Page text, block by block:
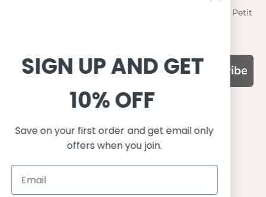
Informieren Sie sich über die neuesten Angebote von Petit
Subscribe
WARUM UNS WÄHLEN
OEKO-TEX® zertifiziertes Stoffe
Materialien von bester Qualität
SIGN UP AND GET
10% OFF
Save on your first order and get email only
offers when you join.